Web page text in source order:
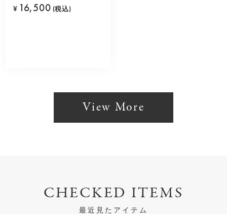
¥ 16,500 (税込)
View More
CHECKED ITEMS
最近見たアイテム